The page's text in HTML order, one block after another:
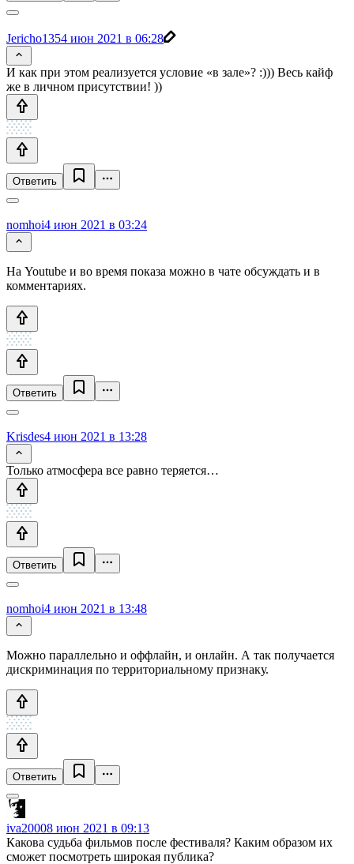
Jericho1354 июн 2021 в 06:28
И как при этом реализуется условие «в зале»? :))) Весь кайф
же в личном присутствии! ))
Ответить
nomhoi4 июн 2021 в 03:24
На Youtube и во время показа можно в чате обсуждать и в
комментариях.
Ответить
Krisdes4 июн 2021 в 13:28
Только атмосфера все равно теряется…
Ответить
nomhoi4 июн 2021 в 13:48
Можно параллельно и оффлайн, и онлайн. А так получается
дискриминация по территориальному признаку.
Ответить
iva20008 июн 2021 в 09:13
Какова судьба фильмов после фестиваля? Каким образом их
сможет посмотреть широкая публика?